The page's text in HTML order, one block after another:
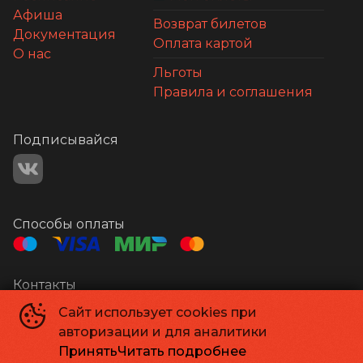
Сайт использует cookies при
авторизации и для аналитики
ПринятьЧитать подробнее
Афиша
Документация
О нас
Возврат билетов
Оплата картой
Льготы
Правила и соглашения
Подписывайся
Способы оплаты
Контакты
Кинотеатр Мир
+7 484396 29-16
Центр Досуга +7 484397 53-11
Администрация kino@obninsk.com